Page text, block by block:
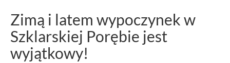
Zimą i latem wypoczynek w
Szklarskiej Porębie jest
wyjątkowy!